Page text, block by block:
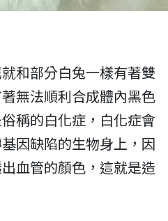
和部分白兔一樣有著雙
無法順利合成體內黑色
稱的白化症，白化症會
因缺陷的生物身上，因
血管的顏色，這就是造